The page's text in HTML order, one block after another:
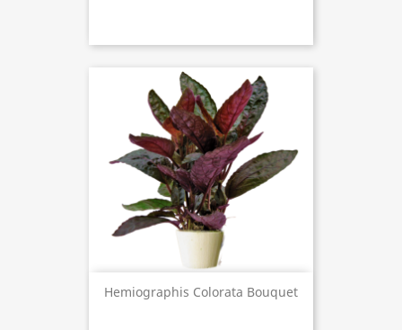
Hemiographis Colorata Bouquet